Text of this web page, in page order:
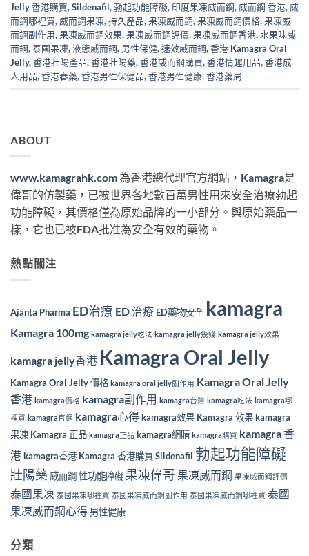
Jelly 香港購買,Sildenafil,勃起功能障礙, 印度果凍威而鋼, 威而鋼 香港, 威
而鋼哪裡買, 威而鋼果凍,持久產品,果凍威而鋼,果凍威而鋼價格,果凍威
而鋼副作用,果凍威而鋼效果,果凍威而鋼評價,果凍威而鋼香港, 水果味威
而鋼,泰國果凍,液態威而鋼, 男性保健,速效威而鋼,香港 Kamagra Oral
Jelly,香港壯陽產品,香港壯陽藥,香港威而鋼購買,香港情趣用品,香港成
人用品,香港春藥,香港男性保健品,香港男性健康,香港藥局
ABOUT
www.kamagrahk.com為香港總代理官方網站， Kamagra是
偉哥的仿製藥，已被世界各地數百萬男性用來安全治療勃起
功能障礙，其價格僅為原始品牌的一小部分。與原始藥品一
樣，它也已被FDA批准為安全有效的藥物。
熱點關注
Ajanta Pharma ED治療 ED 治療 ED藥物安全 kamagra
Kamagra 100mg kamagra jelly吃法 kamagra jelly幾錢 kamagra jelly效果
kamagra jelly香港 Kamagra Oral Jelly
Kamagra Oral Jelly 價格 kamagra oral jelly副作用 Kamagra Oral Jelly
香港 kamagra價格 kamagra副作用 kamagra台灣 kamagra吃法 kamagra哪
裡買 kamagra官網 kamagra心得kamagra效果 Kamagra 效果kamagra
果凍 Kamagra 正品 kamagra正品 kamagra網購 kamagra購買 kamagra 香
港kamagra香港 Kamagra 香港購買 Sildenafil 勃起功能障礙
壯陽藥 威而鋼 性功能障礙 果凍偉哥 果凍威而鋼 果凍威而鋼評價
泰國果凍 泰國果凍哪裡買 泰國果凍威而鋼副作用 泰國果凍威而鋼哪裡買 泰國
果凍威而鋼心得 男性健康
分類